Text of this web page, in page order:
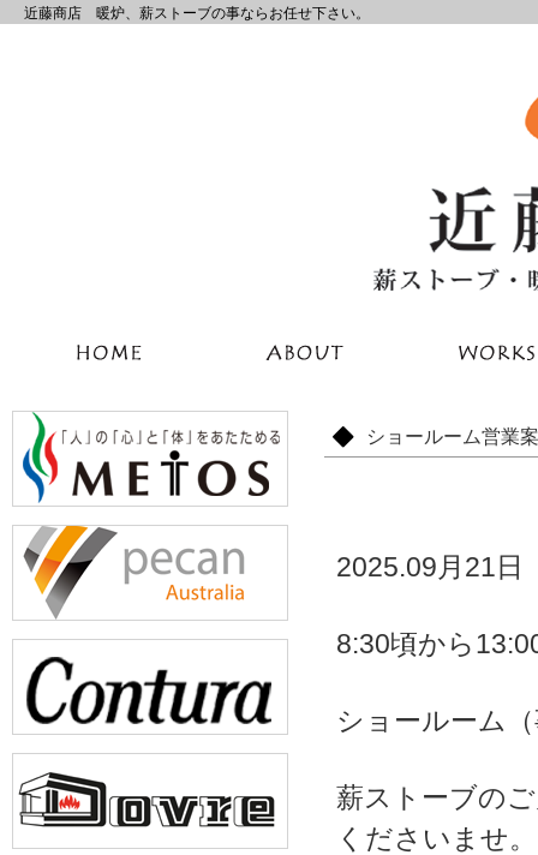
近藤商店 暖炉、薪ストーブの事ならお任せ下さい。
ショールーム営業
2025.09月21
8:30頃から
ショールーム
薪ストーブの
くださいませ。